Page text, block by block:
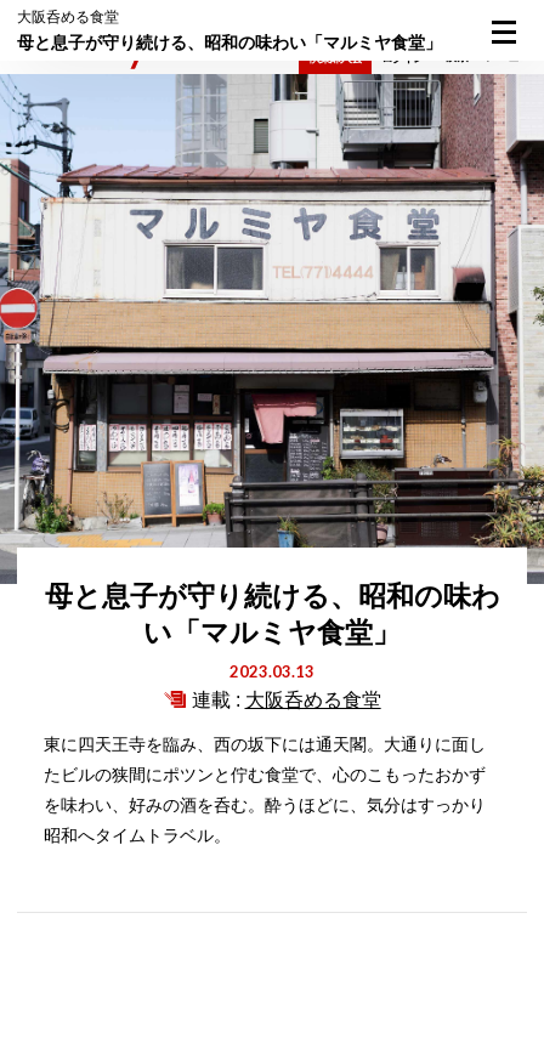
大阪呑める食堂
母と息子が守り続ける、昭和の味わい「マルミヤ食堂」
母と息子が守り続ける、昭和の味わ
い「マルミヤ食堂」
2023.03.13
連載 : 大阪呑める食堂
東に四天王寺を臨み、西の坂下には通天閣。大通りに面し
たビルの狭間にポツンと佇む食堂で、心のこもったおかず
を味わい、好みの酒を呑む。酔うほどに、気分はすっかり
昭和へタイムトラベル。